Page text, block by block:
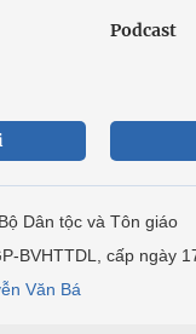
Podcast
Dân tộc và Tôn giáo
BVHTTDL, cấp ngày
Văn Bá